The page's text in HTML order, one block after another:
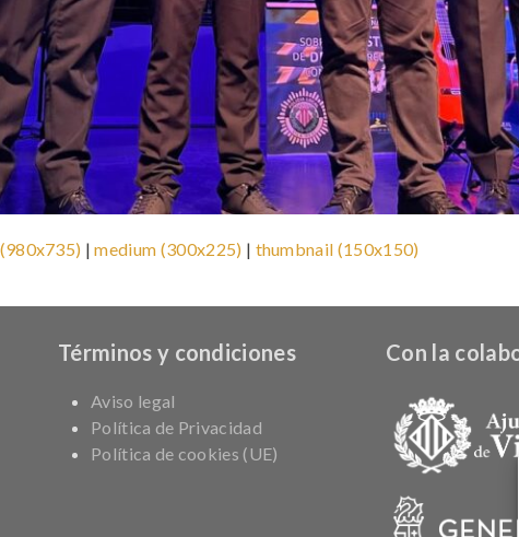
|medium (300x225) | thumbnail (150x150)
Términos y condiciones
Aviso legal
Política de Privacidad
Política de cookies (UE)
Con la